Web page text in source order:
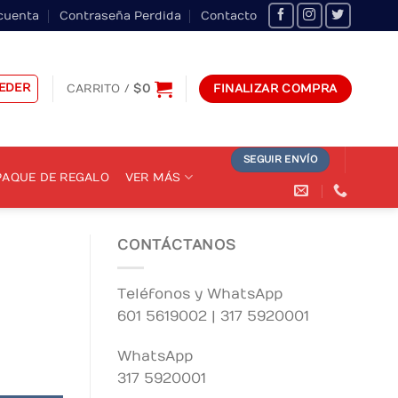
Contraseña Perdida Contacto
CARRITO /$0 FINALIZAR COMPRA
DE REGALO VER MÁS
SEGUIR ENVÍO
CONTÁCTANOS
Teléfonos y WhatsApp
601 5619002 | 317 5920001
WhatsApp
317 5920001